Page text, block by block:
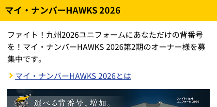
マイ・ナンバーHAWKS 2026
ファイト！九州2026ユニフォームにあなただけの背番号
を！マイ・ナンバーHAWKS 2026第2期のオーナー様を募
集中です。
マイ・ナンバーHAWKS 2026とは